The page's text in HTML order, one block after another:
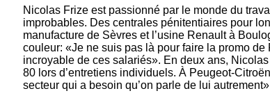
Nicolas Frize est passionné par le monde du
improbables. Des centrales pénitentiaires pour
manufacture de Sèvres et l’usine Renault à
couleur: «Je ne suis pas là pour faire la promo
incroyable de ces salariés». En deux ans,
80 lors d’entretiens individuels. À Peugeot-
secteur qui a besoin qu’on parle de lui